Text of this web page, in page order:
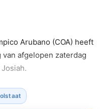
Arubano (COA) heeft
afgelopen zaterdag